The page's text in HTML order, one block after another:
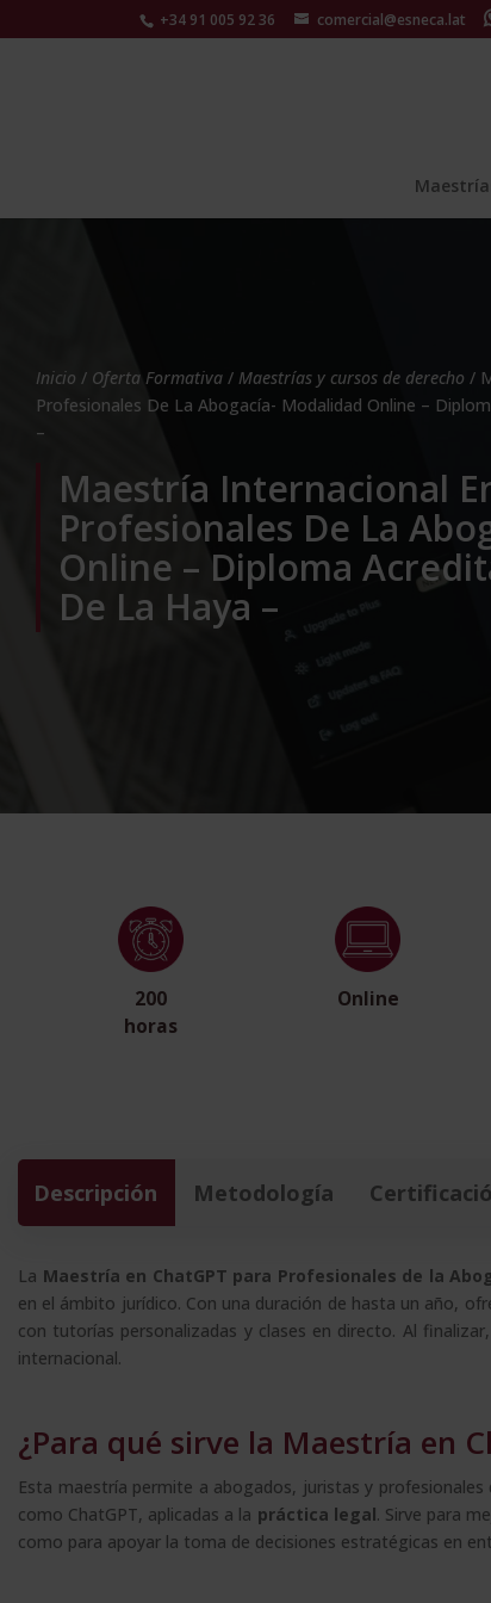
+34 91 005 92 36 comercial@esneca.lat
Inicio / Oferta Formativa / Maestrías y cursos de derecho /
Profesionales De La Abogacía- Modalidad Online –
–
Maestría Internacional
Profesionales De La
Online – Diploma
De La Haya –
200
horas
Online
Descripción Metodología
La Maestría en ChatGPT para Profesionales de la
en el ámbito jurídico. Con una duración de hasta un año,
con tutorías personalizadas y clases en directo. Al
internacional.
¿Para qué sirve la Maestría en
Esta maestría permite a abogados, juristas y
como ChatGPT, aplicadas a la práctica legal. Sirve para
como para apoyar la toma de decisiones estratégicas en